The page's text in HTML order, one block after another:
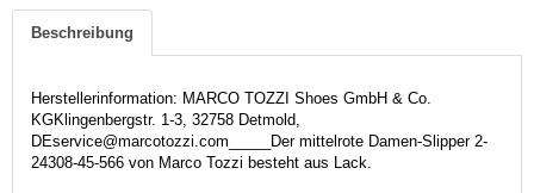
Beschreibung
Herstellerinformation: MARCO TOZZI Shoes GmbH & Co.
KGKlingenbergstr. 1-3, 32758 Detmold,
DEservice@marcotozzi.com_____Der mittelrote Damen-Slipper 2-
24308-45-566 von Marco Tozzi besteht aus Lack.